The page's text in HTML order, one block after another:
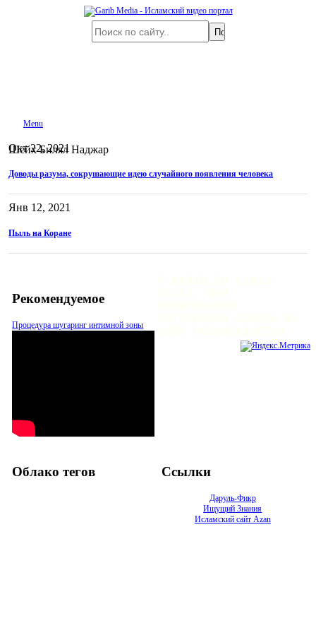
Menu
Шейх Билял Наджар
Окт 22, 2021
Доводы разума, сокрушающие идею случайного появления человека
Янв 12, 2021
Пыль на Коране
Рекомендуемое
Процедура шугаринг интимной зоны
Облако тегов Ссылки
Даруль-Фикр
Ищущий Знания
Исламский сайт Azan